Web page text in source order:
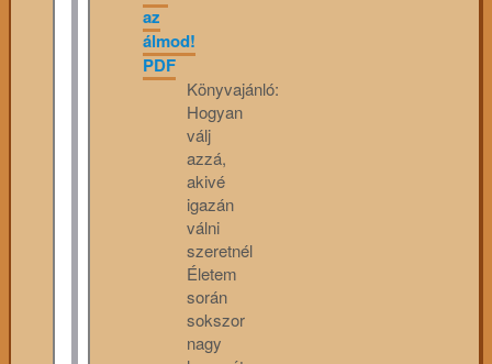
az
álmod!
PDF
Könyvajánló:
Hogyan
válj
azzá,
akivé
igazán
válni
szeretnél
Életem
során
sokszor
nagy